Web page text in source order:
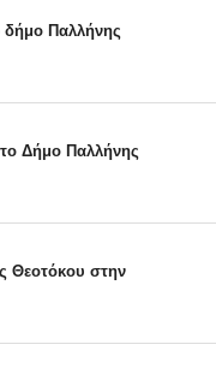
δήμο Παλλήνης
Δήμο Παλλήνης
Θεοτόκου στην